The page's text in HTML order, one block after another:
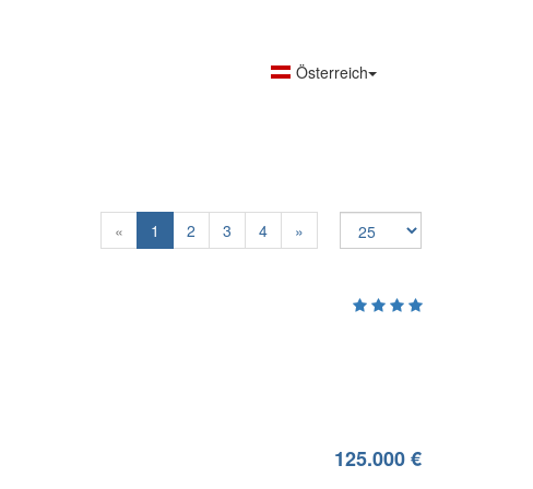
Österreich
« Previous
1 2 3 4 »
125.000 €